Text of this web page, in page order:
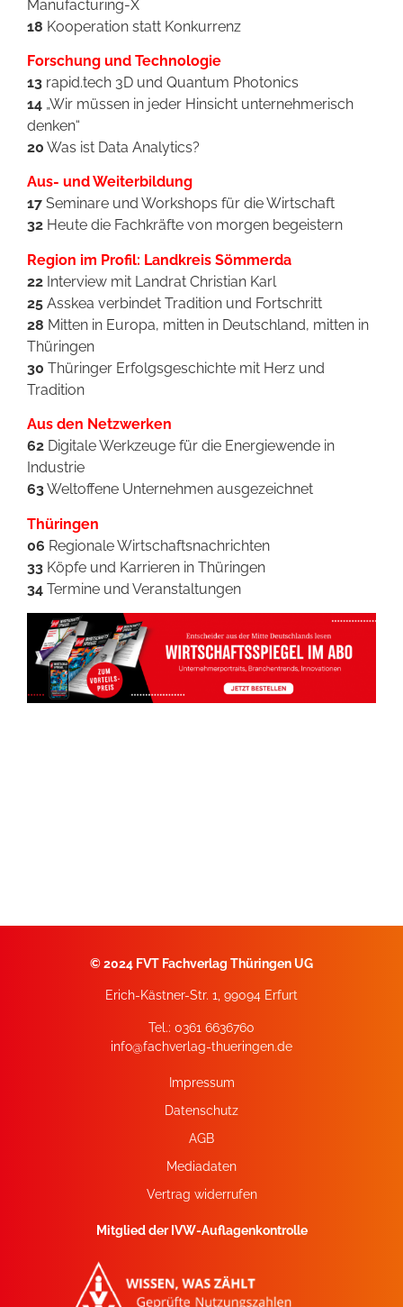
Manufacturing-X
18 Kooperation statt Konkurrenz
Forschung und Technologie
13 rapid.tech 3D und Quantum Photonics
14 „Wir müssen in jeder Hinsicht unternehmerisch
denken“
20 Was ist Data Analytics?
Aus- und Weiterbildung
17 Seminare und Workshops für die Wirtschaft
32 Heute die Fachkräfte von morgen begeistern
Region im Profil: Landkreis Sömmerda
22 Interview mit Landrat Christian Karl
25 Asskea verbindet Tradition und Fortschritt
28 Mitten in Europa, mitten in Deutschland, mitten in
Thüringen
30 Thüringer Erfolgsgeschichte mit Herz und
Tradition
Aus den Netzwerken
62 Digitale Werkzeuge für die Energiewende in
Industrie
63Weltoffene Unternehmen ausgezeichnet
Thüringen
06 Regionale Wirtschaftsnachrichten
33 Köpfe und Karrieren in Thüringen
34 Termine und Veranstaltungen
©2024 FVT Fachverlag Thüringen UG
Erich-Kästner-Str. 1, 99094 Erfurt
Tel.: 0361 6636760
info@fachverlag-thueringen.de
Impressum
Datenschutz
AGB
Mediadaten
Vertrag widerrufen
Mitglied der IVW-Auflagenkontrolle